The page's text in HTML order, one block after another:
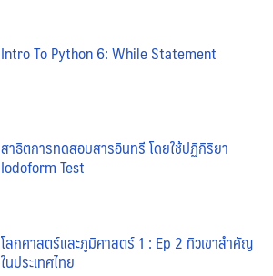
Intro To Python 6: While Statement
สาธิตการทดสอบสารอินทรี โดยใช้ปฏิกิริยา
Iodoform Test
โลกศาสตร์และภูมิศาสตร์ 1 : Ep 2 ทิวเขาสำคัญ
ในประเทศไทย